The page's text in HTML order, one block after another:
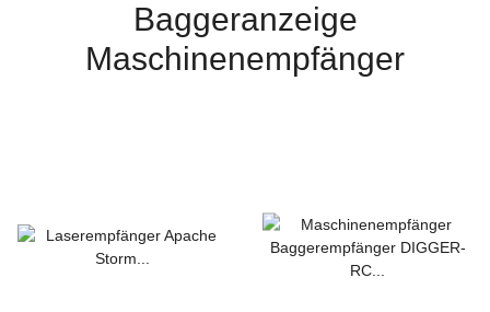
Baggeranzeige
Maschinenempfänger